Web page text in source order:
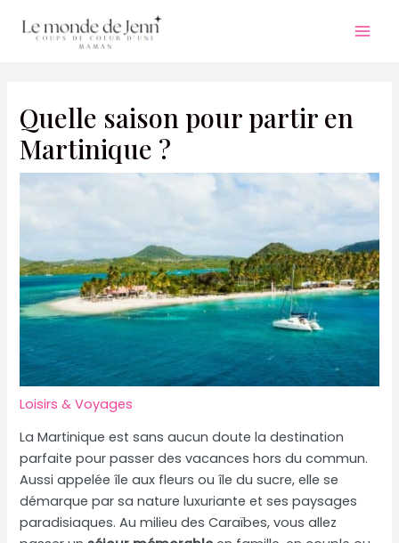
Quelle saison pour partir en
Martinique ?
Loisirs & Voyages
La Martinique est sans aucun doute la destination
parfaite pour passer des vacances hors du commun.
Aussi appelée île aux fleurs ou île du sucre, elle se
démarque par sa nature luxuriante et ses paysages
paradisiaques. Au milieu des Caraïbes, vous allez